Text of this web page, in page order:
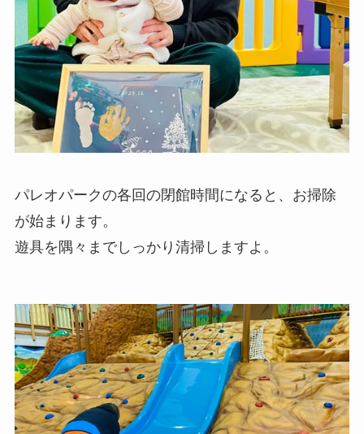
パレオパークの各回の閉館時間になると、お掃除
が始まります。
遊具を隅々までしっかり清掃しますよ。